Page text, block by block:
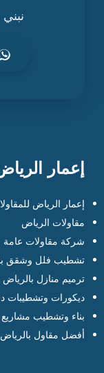
إعمار الرياض
إعمار الرياض
مقاولات الرياض
شركة مقاولات عامة
تشطيب فلل وشقق
ترميم منازل بالرياض
ديكورات وتشطيبات
بناء وتشطيب مشاريع
أفضل مقاول بالرياض